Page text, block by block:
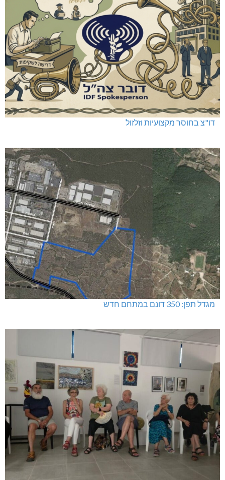
דו"צ בחוסר מקצועיות וזלזול
מגדל תפן: 350 דונם במתחם חדש